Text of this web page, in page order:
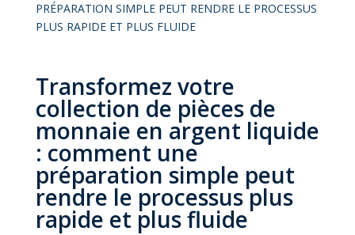
PRÉPARATION SIMPLE PEUT RENDRE LE PROCESSUS
PLUS RAPIDE ET PLUS FLUIDE
Transformez votre
collection de pièces de
monnaie en argent liquide
: comment une
préparation simple peut
rendre le processus plus
rapide et plus fluide